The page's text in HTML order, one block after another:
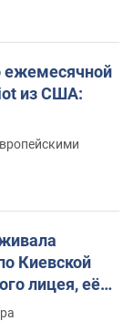
ежемесячной
из США:
Киевской
лицея, её